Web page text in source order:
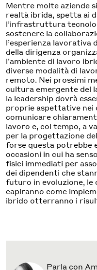
Mentre molte aziende
realtà ibrida, spetta ai
l’infrastruttura
sostenere la
l’esperienza
della dirigenza
l’ambiente di lavoro
diverse modalità di
remoto. Nei prossimi
cultura emergente del
la leadership dovrà
proprie aspettative nei
comunicare
lavoro e, col tempo, a
per la progettazione
forse questa potrebbe
occasioni in cui ha
fisici immediati per
dei dipendenti che
futuro in evoluzione, le
capiranno come
ibrido otterranno i
Parla con